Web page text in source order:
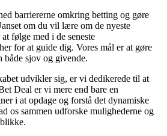
barriererne omkring betting og gøre
om du vil lære om de nyeste
følge med i de seneste
for at guide dig. Vores mål er at gøre
både sjov og givende.
udvikler sig, er vi dedikerede til at
Deal er vi mere end bare en
i at opdage og forstå det dynamiske
os sammen udforske mulighederne og